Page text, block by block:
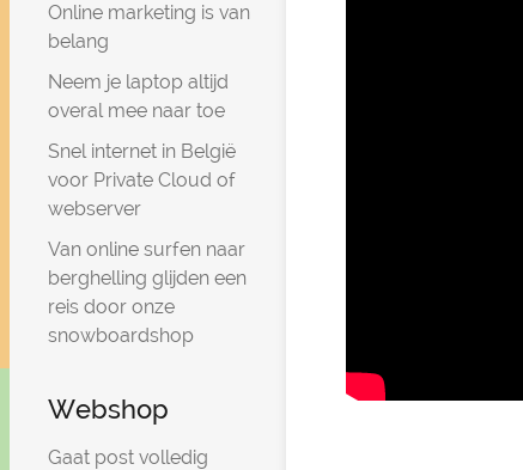
Online marketing is van
belang
Neem je laptop altijd
overal mee naar toe
Snel internet in België
voor Private Cloud of
webserver
Van online surfen naar
berghelling glijden een
reis door onze
snowboardshop
Webshop
Gaat post volledig